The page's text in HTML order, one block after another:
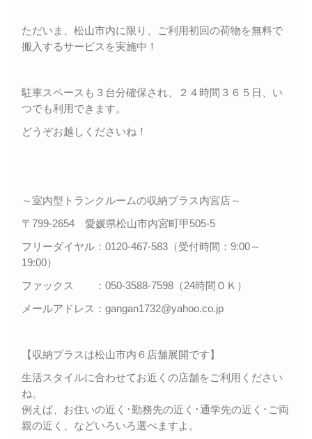
ただいま、松山市内に限り、ご利用初回の荷物を無料で
搬入するサービスを実施中！
駐車スペースも３台分確保され、２４時間３６５日、い
つでも利用できます。
どうぞお越しくださいね！
～室内型トランクルームの収納プラス内宮店～
〒799-2654 愛媛県松山市内宮町甲505-5
フリーダイヤル：0120-467-583（受付時間：9:00～
19:00）
ファックス ：050-3588-7598（24時間ＯＫ）
メールアドレス：gangan1732@yahoo.co.jp
【収納プラスは松山市内６店舗展開です】
生活スタイルに合わせてお近くの店舗をご利用ください
ね。
例えば、お住いの近く･勤務先の近く･通学先の近く･ご両
親の近く、などいろいろ選べますよ。